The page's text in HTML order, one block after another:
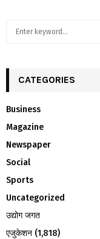
h
o
r
:
CATEGORIES
Business
Magazine
Newspaper
Social
Sports
Uncategorized
उद्योग जगत
एजुकेशन (1,818)